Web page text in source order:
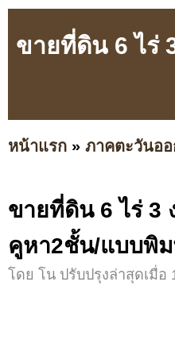
ขายที่ดิน 6 ไร่
หน้าแรก » ภาคตะวันออ
ขายที่ดิน 6 ไร่ 3
คูหา2ชั้น/แบบพิม
โดย โน ปรับปรุงล่าสุดเมื่อ